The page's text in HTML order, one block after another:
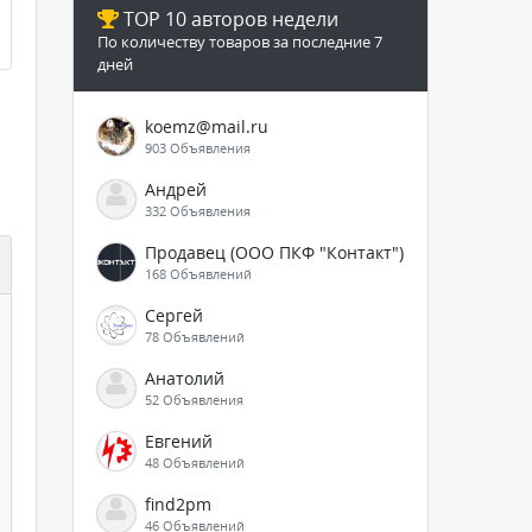
TOP 10 авторов недели
По количеству товаров за последние 7
дней
koemz@mail.ru
903 Объявления
Андрей
332 Объявления
Продавец (ООО ПКФ "Контакт")
168 Объявлений
Сергей
78 Объявлений
Анатолий
52 Объявления
Евгений
48 Объявлений
find2pm
46 Объявлений